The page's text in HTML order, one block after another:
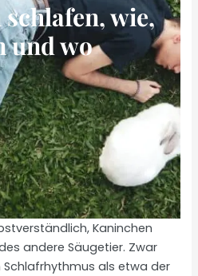
wie,
und wo
Kaninchen
andere Säugetier. Zwar
als etwa der